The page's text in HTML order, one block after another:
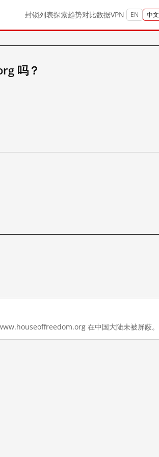
封锁列表探索趋势对比数据VPN EN 中文
吗？
在中国大陆未被屏蔽。